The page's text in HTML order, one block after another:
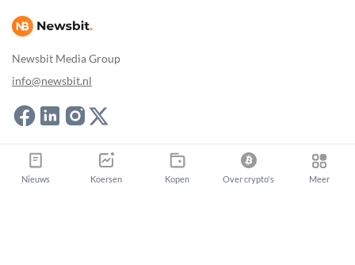
Newsbit Media Group
info@newsbit.nl
Nieuws Koersen Kopen Over crypto's Meer